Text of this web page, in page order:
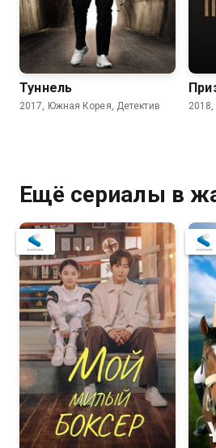
Туннель
2017, Южная Корея, Детектив
Ещё сериалы в